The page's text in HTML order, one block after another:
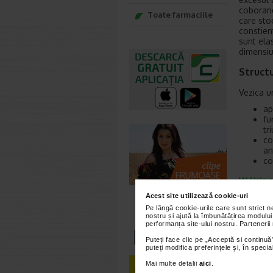
Acest site utilizează cookie-uri
Pe lângă cookie-urile care sunt strict
nostru și ajută la îmbunătățirea
performanța site-ului nostru.
Puteți face clic pe „Acceptă si
puteți modifica preferințele și, în
Mai multe detalii aici
care
sunt
Vezica
W
Vezica
al
muschi
sau a
Vezica
Toate farmaciile